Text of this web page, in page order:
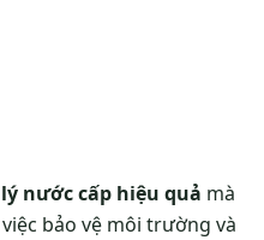
nước cấp hiệu quả mà
bảo vệ môi trường và